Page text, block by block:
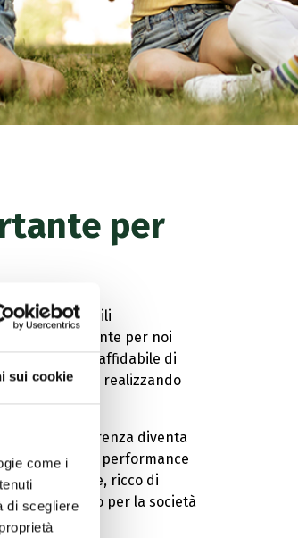
sui cookie
come i
di scegliere
per
ha inevitabili
più importante per noi
efficiente e affidabile di
alle terapie e realizzando
Partner.
con coerenza diventa
crescita, sulla performance
entusiasmante, ricco di
più sano per la società